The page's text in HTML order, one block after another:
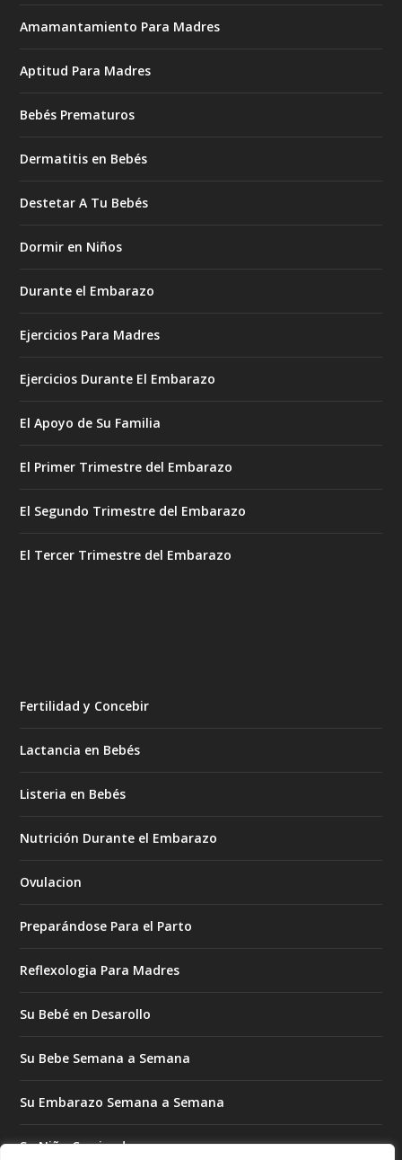
Amamantamiento Para Madres
Aptitud Para Madres
Bebés Prematuros
Dermatitis en Bebés
Destetar A Tu Bebés
Dormir en Niños
Durante el Embarazo
Ejercicios Para Madres
Ejercicios Durante El Embarazo
El Apoyo de Su Familia
El Primer Trimestre del Embarazo
El Segundo Trimestre del Embarazo
El Tercer Trimestre del Embarazo
Fertilidad y Concebir
Lactancia en Bebés
Listeria en Bebés
Nutrición Durante el Embarazo
Ovulacion
Preparándose Para el Parto
Reflexologia Para Madres
Su Bebé en Desarollo
Su Bebe Semana a Semana
Su Embarazo Semana a Semana
Su Niño Creciendo